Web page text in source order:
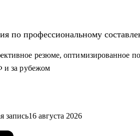
по профессиональному
резюме, оптимизированное
и за рубежом
запись16 августа 2026